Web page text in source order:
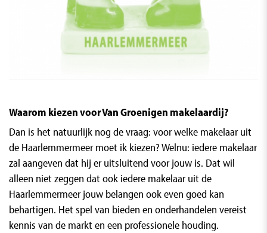
Waarom kiezen voor Van Groenigen makelaardij?
Dan is het natuurlijk nog de vraag: voor welke makelaar uit
de Haarlemmermeer moet ik kiezen? Welnu: iedere makelaar
zal aangeven dat hij er uitsluitend voor jouw is. Dat wil
alleen niet zeggen dat ook iedere makelaar uit de
Haarlemmermeer jouw belangen ook even goed kan
behartigen. Het spel van bieden en onderhandelen vereist
kennis van de markt en een professionele houding.